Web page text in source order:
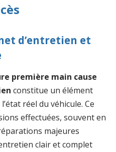
d’entretien et
première main cause
constitue un élément
réel du véhicule. Ce
effectuées, souvent en
majeures
clair et complet